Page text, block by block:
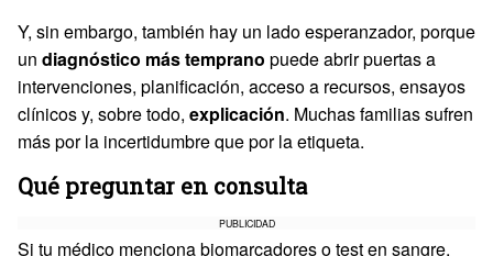
Y, sin embargo, también hay un lado esperanzador, porque
un diagnóstico más temprano puede abrir puertas a
intervenciones, planificación, acceso a recursos, ensayos
clínicos y, sobre todo, explicación. Muchas familias sufren
más por la incertidumbre que por la etiqueta.
Qué preguntar en consulta
PUBLICIDAD
Si tu médico menciona biomarcadores o test en sangre,